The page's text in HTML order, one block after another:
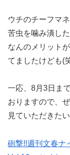
ウチのチーフマ
苦虫を噛み潰し
なんのメリット
てましたけども(
一応、8月3日ま
おりますので、
見ていただきた
砲撃!!週刊文春ナ